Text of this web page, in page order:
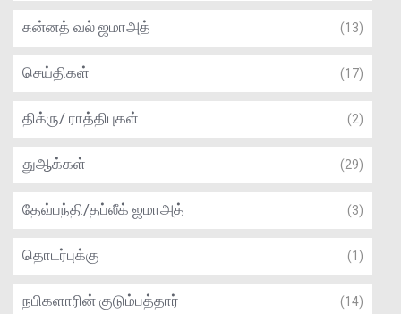
சுன்னத் வல் ஜமாஅத் (13)
செய்திகள் (17)
திக்ரு/ ராத்திபுகள் (2)
துஆக்கள் (29)
தேவ்பந்தி/தப்லீக் ஜமாஅத் (3)
தொடர்புக்கு (1)
நபிகளாரின் குடும்பத்தார் (14)